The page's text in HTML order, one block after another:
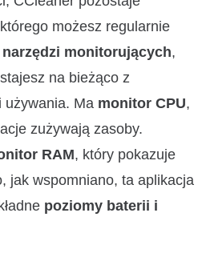
możesz regularnie
monitorujących,
na bieżąco z
używania. Ma monitor CPU,
zużywają zasoby.
RAM, który pokazuje
jak wspomniano, ta aplikacja
poziomy baterii i